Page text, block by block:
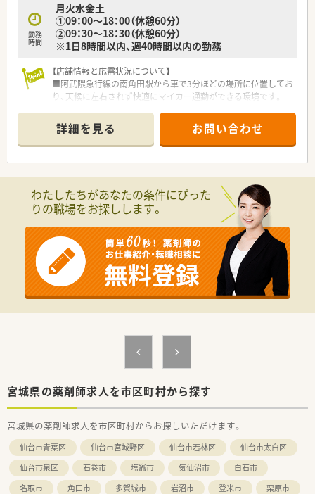
勤務
時間
月火水金土
①09：00～18：00（休憩60分）
②09：30～18：30（休憩60分）
※1日8時間以内、週40時間以内の勤務
【店舗情報と応需状況について】
■阿武隈急行線の南角田駅から車で3分ほどの場所に位置してお
り、天候に左右されず快適にマイカー通勤ができる環境です。
門性の高い処方箋を1日あたり50枚から60枚ほど応需します。
■デザインにこだわったきれいな店舗です。常勤薬剤師2名と事
務スタッフ2名の合計4名体制で運営しています。
■経営者と現場で働くスタッフとの距離が非常に近く、日頃から
風通しの良い環境の中で働くことができるのが魅力です。
■前者の平均年齢が35．6歳と比較的若く、社員間の食事会や社
員旅行など、横のつながりも大事にする社風です。
■常勤薬剤師と事務スタッフが互いに協力し合える体制であり、
積極的に意見を出し合いながら店舗運営に関われます。
【想定されるキャリアイメージ】
■実務経験を活かしながら店舗の管理業務に携わることで、薬局
運営やマネジメントに関するスキルを磨くことができます。
■在宅やかかりつけ薬剤師としての経験を積むことで、地域医療
■将来、管理薬剤師やエリアマネージャーなどキャリアアップが
できる環境です。チャレンジ思考のある方にもおすすめの企業
【法人特徴について】
■グループ法人含めて宮城県と山形県に12店舗を展開していま
■門前に開業するドクターは若い方が多く、将来性のある経営を
目指しています。在宅医療にも積極的で、チャレンジできる環境
が整っています。
■全店舗デザインにこだわり、落ち着いた雰囲気のスタイリッシ
ュなデザインに統一されています。患者様の居心地の良さや社
員が働きやすい環境を考えて作られています。
詳細を見る お問い合わせ
わたしたちがあなたの条件にぴった
りの職場をお探しします。
宮城県の薬剤師求人を市区町村から探す
宮城県の薬剤師求人を市区町村からお探しいただけます。
仙台市青葉区 仙台市宮城野区 仙台市若林区
仙台市太白区
仙台市泉区
石巻市 塩竈市 気仙沼市
白石市
名取市
角田市 多賀城市 岩沼市 登米市 栗原市